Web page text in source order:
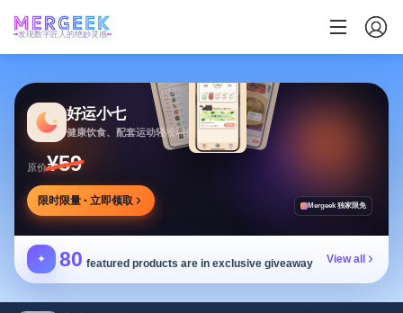
发现数字匠人的绝妙灵感
好运小七
健康饮食、配套运动轻松相伴
原价¥59
限时限量 · 立即领取 Mergeek 独家限免
✦ 80 featured products are in exclusive giveaway View all